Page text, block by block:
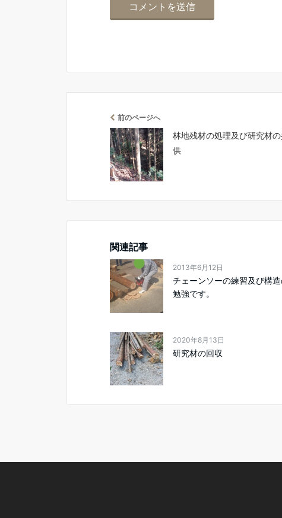
前のページへ
林地残材の処理及び研究材の
供
関連記事
2013年6月12日
チェーンソーの練習及び構
勉強です。
2020年8月13日
研究材の回収